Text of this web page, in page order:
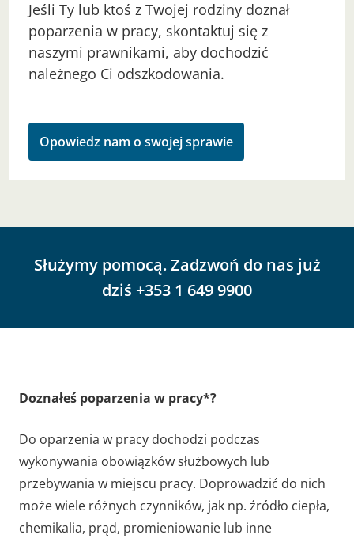
Jeśli Ty lub ktoś z Twojej rodziny doznał
poparzenia w pracy, skontaktuj się z
naszymi prawnikami, aby dochodzić
należnego Ci odszkodowania.
Opowiedz nam o swojej sprawie
Służymy pomocą. Zadzwoń do nas już
dziś +353 1 649 9900
Doznałeś poparzenia w pracy*?
Do oparzenia w pracy dochodzi podczas
wykonywania obowiązków służbowych lub
przebywania w miejscu pracy. Doprowadzić do nich
może wiele różnych czynników, jak np. źródło ciepła,
chemikalia, prąd, promieniowanie lub inne